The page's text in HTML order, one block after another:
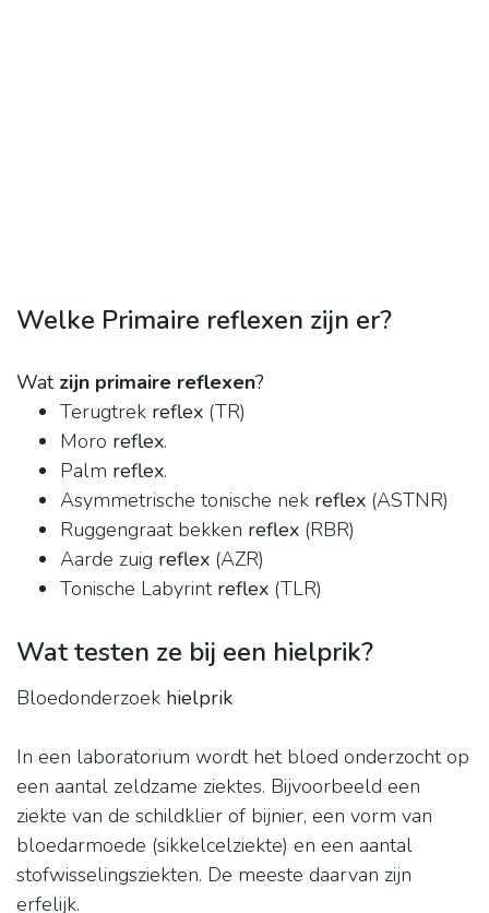
Welke Primaire reflexen zijn er?
Wat zijn primaire reflexen?
Terugtrek reflex (TR)
Moro reflex.
Palm reflex.
Asymmetrische tonische nek reflex (ASTNR)
Ruggengraat bekken reflex (RBR)
Aarde zuig reflex (AZR)
Tonische Labyrint reflex (TLR)
Wat testen ze bij een hielprik?
Bloedonderzoek hielprik
In een laboratorium wordt het bloed onderzocht op
een aantal zeldzame ziektes. Bijvoorbeeld een
ziekte van de schildklier of bijnier, een vorm van
bloedarmoede (sikkelcelziekte) en een aantal
stofwisselingsziekten. De meeste daarvan zijn
erfelijk.